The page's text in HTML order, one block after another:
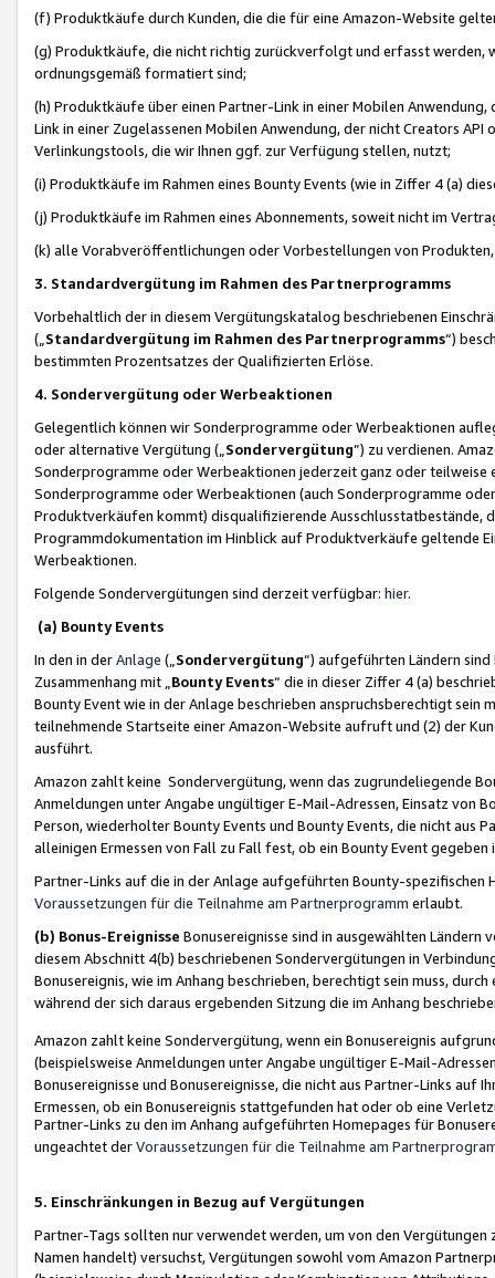
(f) Produktkäufe durch Kunden, die die für eine Amazon-Website
(g) Produktkäufe, die nicht richtig zurückverfolgt und erfasst werden,
ordnungsgemäß formatiert sind;
(h) Produktkäufe über einen Partner-Link in einer Mobilen
Link in einer Zugelassenen Mobilen Anwendung, der nicht Creators
Verlinkungstools, die wir Ihnen ggf. zur Verfügung stellen, nutzt;
(i) Produktkäufe im Rahmen eines Bounty Events (wie in Ziffer 4 (a)
(j) Produktkäufe im Rahmen eines Abonnements, soweit nicht im
(k) alle Vorabveröffentlichungen oder Vorbestellungen von
3. Standardvergütung im Rahmen des Partnerprogramms
Vorbehaltlich der in diesem Vergütungskatalog beschriebenen
(„ Standardvergütung im Rahmen des Partnerprogramms“)
bestimmten Prozentsatzes der Qualifizierten Erlöse.
4. Sondervergütung oder Werbeaktionen
Gelegentlich können wir Sonderprogramme oder Werbeaktionen
oder alternative Vergütung („ Sondervergütung”) zu verdienen.
Sonderprogramme oder Werbeaktionen jederzeit ganz oder
Sonderprogramme oder Werbeaktionen (auch Sonderprogramme
Produktverkäufen kommt) disqualifizierende Ausschlusstatbestände,
Programmdokumentation im Hinblick auf Produktverkäufe geltende
Werbeaktionen.
Folgende Sondervergütungen sind derzeit verfügbar: hier.
(a) Bounty Events
In den in derAnlage („ Sondervergütung“) aufgeführten Ländern
Zusammenhang mit „ Bounty Events“ die in dieser Ziffer 4 (a)
Bounty Event wie in der Anlage beschrieben anspruchsberechtigt sein
teilnehmende Startseite einer Amazon-Website aufruft und (2) der
ausführt.
Amazon zahlt keine Sondervergütung, wenn das zugrundeliegende
Anmeldungen unter Angabe ungültiger E-Mail-Adressen, Einsatz von
Person, wiederholter Bounty Events und Bounty Events, die nicht
alleinigen Ermessen von Fall zu Fall fest, ob ein Bounty Event
Partner-Links auf die in der Anlage aufgeführten Bounty-spezifischen
Voraussetzungen für die Teilnahme am Partnerprogramm erlaubt.
(b) Bonus-Ereignisse Bonusereignisse sind in ausgewählten Ländern
diesem Abschnitt 4(b) beschriebenen Sondervergütungen in
Bonusereignis, wie im Anhang beschrieben, berechtigt sein muss,
während der sich daraus ergebenden Sitzung die im Anhang
Amazon zahlt keine Sondervergütung, wenn ein Bonusereignis
(beispielsweise Anmeldungen unter Angabe ungültiger E-Mail-
Bonusereignisse und Bonusereignisse, die nicht aus Partner-Links auf
Ermessen, ob ein Bonusereignis stattgefunden hat oder ob eine
Partner-Links zu den im Anhang aufgeführten Homepages für
ungeachtet derVoraussetzungen für die Teilnahme am
5. Einschränkungen in Bezug auf Vergütungen
Partner-Tags sollten nur verwendet werden, um von den
Namen handelt) versuchst, Vergütungen sowohl vom Amazon